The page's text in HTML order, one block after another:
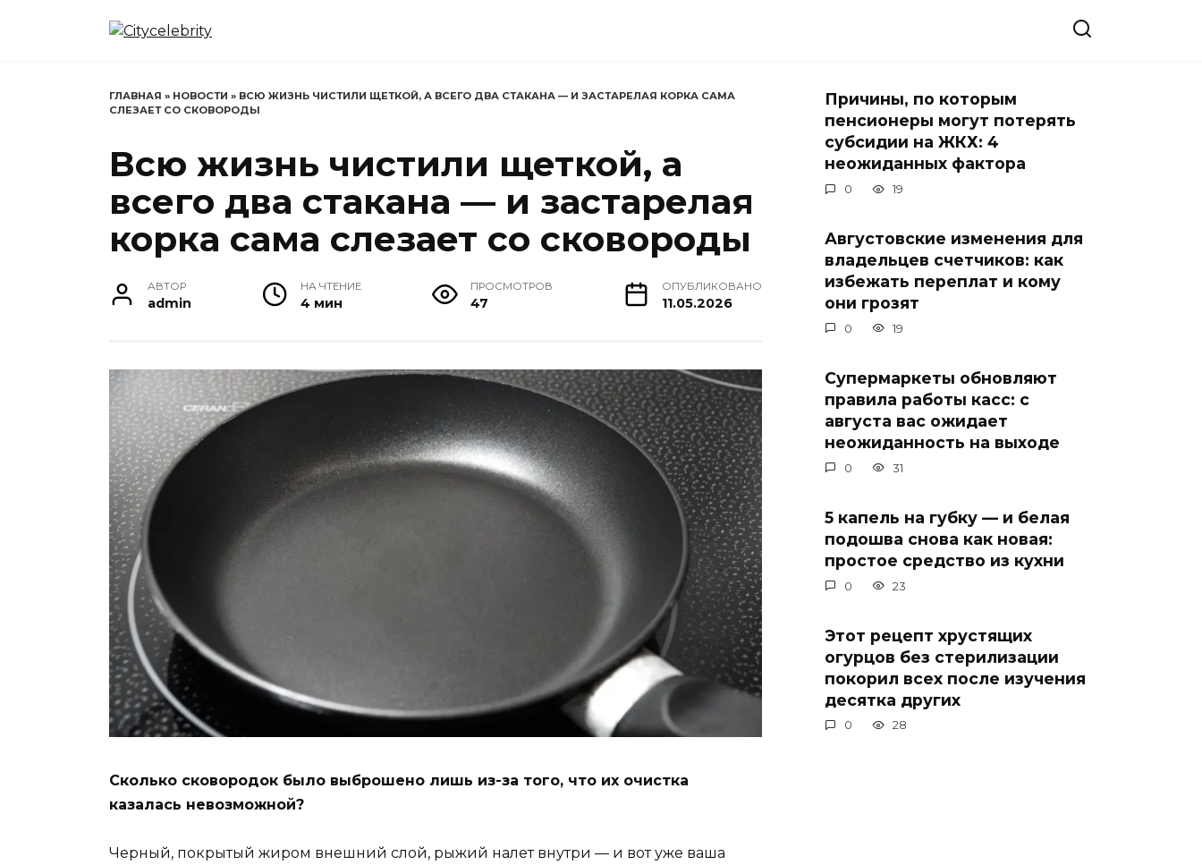
ГЛАВНАЯ » НОВОСТИ » ВСЮ ЖИЗНЬ ЧИСТИЛИ ЩЕТКОЙ, А ВСЕГО ДВА СТАКАНА — И ЗАСТАРЕЛАЯ КОРКА САМА
СЛЕЗАЕТ СО СКОВОРОДЫ
Всю жизнь чистили щеткой, а
всего два стакана — и застарелая
корка сама слезает со сковороды
АВТОР
admin
НА ЧТЕНИЕ
4 мин
ПРОСМОТРОВ
47
ОПУБЛИКОВАНО
11.05.2026
Сколько сковородок было выброшено лишь из-за того, что их очистка
казалась невозможной?
Черный, покрытый жиром внешний слой, рыжий налет внутри — и вот уже ваша
Причины, по которым
пенсионеры могут потерять
субсидии на ЖКХ: 4
неожиданных фактора
0 19
Августовские изменения для
владельцев счетчиков: как
избежать переплат и кому
они грозят
0 19
Супермаркеты обновляют
правила работы касс: с
августа вас ожидает
неожиданность на выходе
0 31
5 капель на губку — и белая
подошва снова как новая:
простое средство из кухни
0 23
Этот рецепт хрустящих
огурцов без стерилизации
покорил всех после изучения
десятка других
0 28